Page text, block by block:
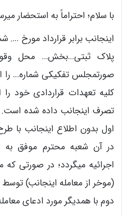
با سلام؛ احتراماً به استحضار
اینجانب برابر قرارداد مورخ
پلاک ثبتی…بخش… محل
صورتمجلس تفکیکی شماره… را
کلیه تعهدات قراردادی خود را
تصرف اینجانب داده شده است.
اول بدون اطلاع اینجانب با
در آن شعبه محترم موفق به
اجرائیه می­گردد؛ در صورتی
(موخر از معامله اینجانب)
دوم با همدیگر مورد ادعای